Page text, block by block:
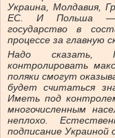
Украина, Молдавия,
ЕС. И Польша —
государство в
процессе за главную
Надо сказать,
контролировать
поляки смогут
будет считаться
Иметь под
многочисленным
неплохо.
подписание Украиной